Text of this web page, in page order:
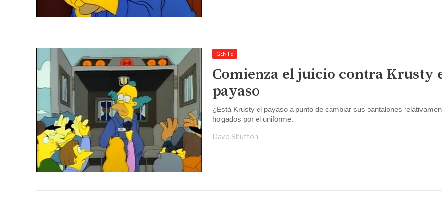
GENTE
Comienza el juicio contra Krusty
payaso
¿Está Krusty el payaso a punto de cambiar sus pantalones
holgados por el uniforme.
Dave Shutton